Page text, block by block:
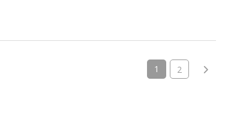
1 (current)
2